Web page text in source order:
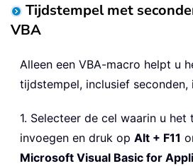
Tijdstempel met
VBA
Alleen een VBA-macro helpt u
tijdstempel, inclusief seconden,
1. Selecteer de cel waarin u
invoegen en druk op Alt + F11
Microsoft Visual Basic for